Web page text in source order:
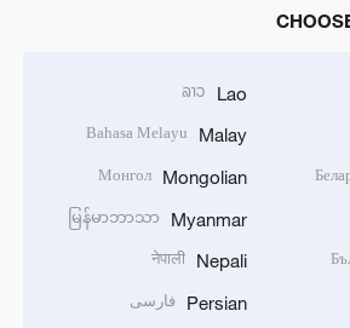
Lao
ລາວ
Malay
Bahasa Melayu
Mongolian
Монгол
Myanmar
မြန်မာဘာသာ
Nepali
नेपाली
Persian فارسی